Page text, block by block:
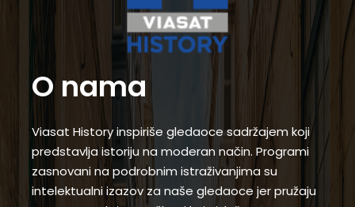
O nama
Viasat History inspiriše gledaoce sadržajem koji
predstavlja istoriju na moderan način. Programi
zasnovani na podrobnim istraživanjima su
intelektualni izazov za naše gledaoce jer pružaju